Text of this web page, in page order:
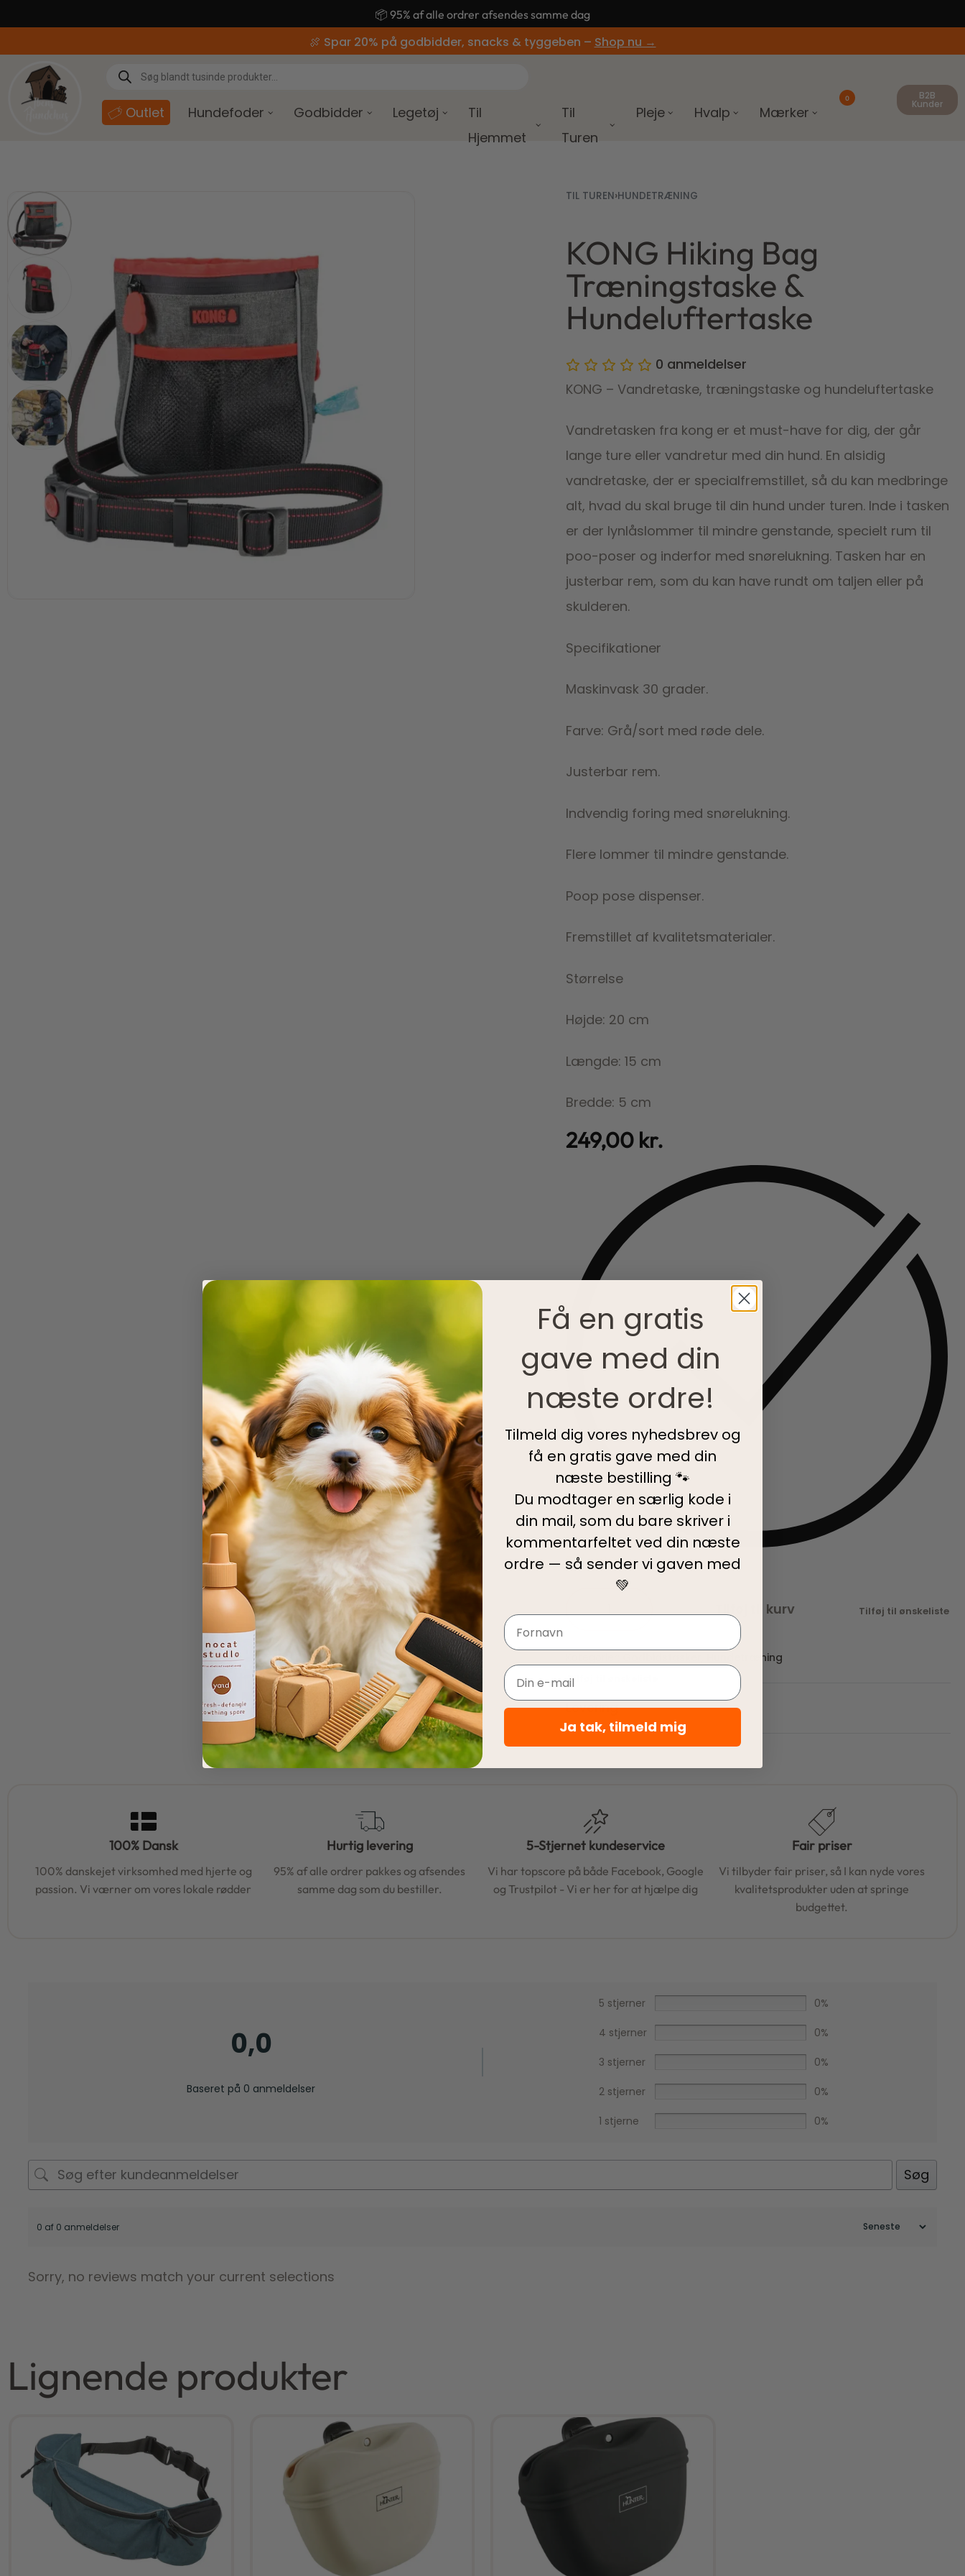
🚚 Gratis fragt ved køb over 499,-
🍖 Spar 20% på godbidder, snacks & tyggeben – Shop nu →
Outlet Hundefoder Godbidder Legetøj
Til
Hjemmet
Til
Turen
Pleje Hvalp Mærker
0 B2B
Kunder
TIL TUREN›HUNDETRÆNING
35,00kr.
130,00
KONG Hiking Bag
Træningstaske &
Hundeluftertaske
0 anmeldelser
KONG – Vandretaske, træningstaske og hundeluftertaske
Vandretasken fra kong er et must-have for dig, der går
lange ture eller vandretur med din hund. En alsidig
vandretaske, der er specialfremstillet, så du kan medbringe
alt, hvad du skal bruge til din hund under turen. Inde i tasken
er der lynlåslommer til mindre genstande, specielt rum til
poo-poser og inderfor med snørelukning. Tasken har en
justerbar rem, som du kan have rundt om taljen eller på
skulderen.
Specifikationer
Maskinvask 30 grader.
Farve: Grå/sort med røde dele.
Justerbar rem.
Indvendig foring med snørelukning.
Flere lommer til mindre genstande.
Poop pose dispenser.
Fremstillet af kvalitetsmaterialer.
Størrelse
Højde: 20 cm
Længde: 15 cm
Bredde: 5 cm
249,00 kr.
2 PÅ LAGER
Tilføj til kurv Tilføj til ønskeliste
Hundetræning
Tilføj til ønskeliste
Levering
100% Dansk
100% danskejet virksomhed med hjerte og
passion. Vi værner om vores lokale rødder
Hurtig levering
95% af alle ordrer pakkes og afsendes
samme dag som du bestiller.
5-Stjernet kundeservice
Vi har topscore på både Facebook, Google
og Trustpilot - Vi er her for at hjælpe dig
Fair priser
Vi tilbyder fair priser, så I kan nyde vores
kvalitetsprodukter uden at springe
budgettet.
0,0
Baseret på 0 anmeldelser
5 stjerner 0%
4 stjerner 0%
3 stjerner 0%
2 stjerner 0%
1 stjerne 0%
Søg
0 af 0 anmeldelser
Sorry, no reviews match your current selections
Lignende produkter
Facebook
Få en gratis
gave med din
næste ordre!
Tilmeld dig vores nyhedsbrev og
få en gratis gave med din
næste bestilling 🐾
Du modtager en særlig kode i
din mail, som du bare skriver i
kommentarfeltet ved din næste
ordre — så sender vi gaven med
💚
Navn
Email
Ja tak, tilmeld mig